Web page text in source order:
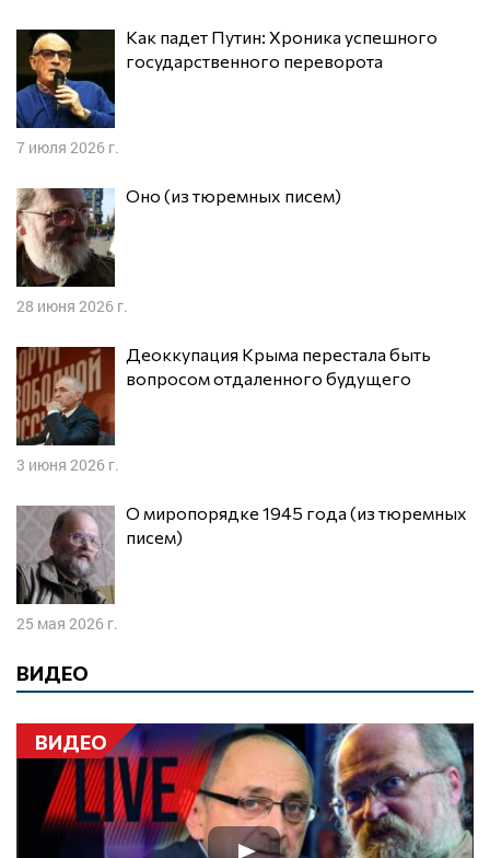
Как падет Путин: Хроника успешного
государственного переворота
7 июля 2026 г.
Оно (из тюремных писем)
28 июня 2026 г.
Деоккупация Крыма перестала быть
вопросом отдаленного будущего
3 июня 2026 г.
О миропорядке 1945 года (из тюремных
писем)
25 мая 2026 г.
ВИДЕО
ВИДЕО